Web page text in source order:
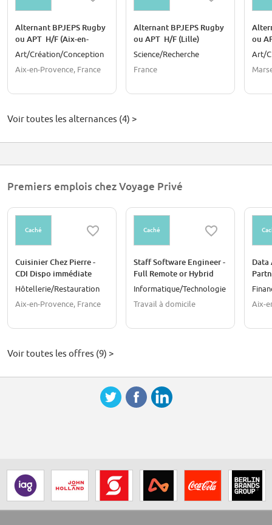
Alternant BPJEPS Rugby
ou APT H/F (Aix-en-
Provence)
Art/Création/Conception
Aix-en-Provence, France
Alternant BPJEPS Rugby
ou APT H/F (Lille)
Science/Recherche
France
ou
Art/
Voir toutes les alternances (4) >
Premiers emplois chez Voyage Privé
Caché
Cuisinier Chez Pierre -
CDI Dispo immédiate
Hôtellerie/Restauration
Aix-en-Provence, France
Caché
Staff Software Engineer -
Full Remote or Hybrid
(m/f/d)
Informatique/Technologie
Travail à domicile
Data
Aix-
Voir toutes les offres (9) >